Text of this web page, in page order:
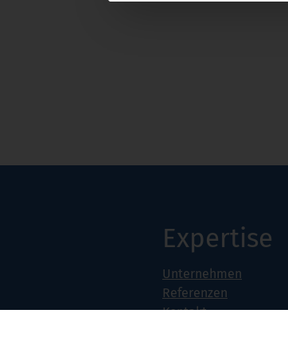
Expertise
Unternehmen
Referenzen
Kontakt